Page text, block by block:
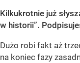
Kilkukrotnie już
w historii”.
Dużo robi fakt aż
na koniec fazy